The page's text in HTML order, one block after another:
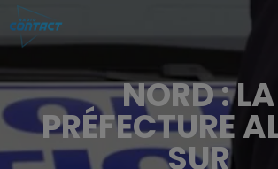
NORD : LA
PRÉFECTURE
SUR